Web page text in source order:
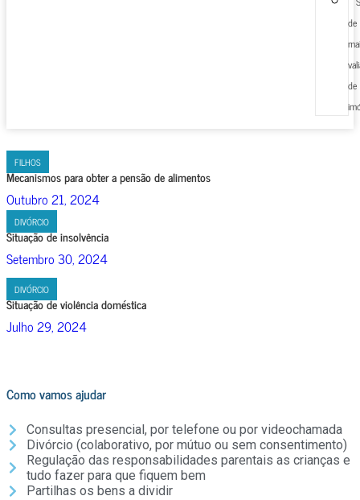
de
de
FILHOS
Mecanismos para obter a pensão de alimentos
Outubro 21, 2024
DIVÓRCIO
Situação de insolvência
Setembro 30, 2024
DIVÓRCIO
Situação de violência doméstica
Julho 29, 2024
Como vamos ajudar
Consultas presencial, por telefone ou por videochamada
Divórcio (colaborativo, por mútuo ou sem consentimento)
Regulação das responsabilidades parentais as crianças e
tudo fazer para que fiquem bem
Partilhas os bens a dividir